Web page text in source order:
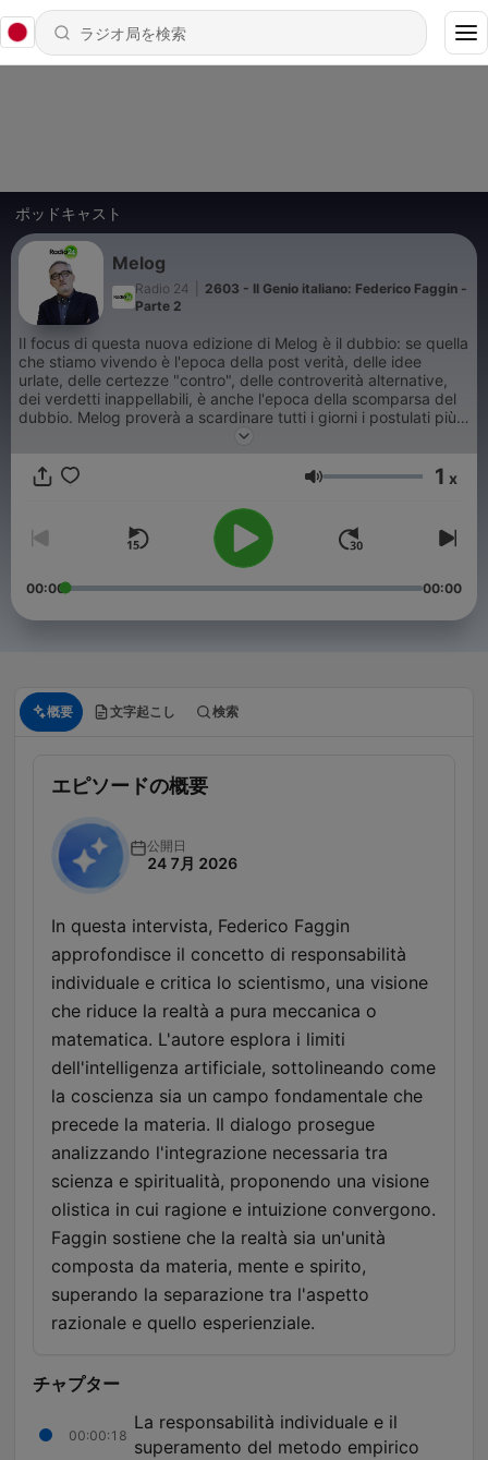
ポッドキャスト
Melog
Radio 24
2603 - Il Genio italiano: Federico Faggin -
Parte 2
Il focus di questa nuova edizione di Melog è il dubbio: se quella
che stiamo vivendo è l'epoca della post verità, delle idee
urlate, delle certezze "contro", delle controverità alternative,
dei verdetti inappellabili, è anche l'epoca della scomparsa del
dubbio. Melog proverà a scardinare tutti i giorni i postulati più
ferrei del "flusso" social-mediatico con le sue domande e le sue
音量 1 x
00:00 00:00
概要 文字起こし 検索
エピソードの概要
公開日
24 7月 2026
In questa intervista, Federico Faggin
approfondisce il concetto di responsabilità
individuale e critica lo scientismo, una visione
che riduce la realtà a pura meccanica o
matematica. L'autore esplora i limiti
dell'intelligenza artificiale, sottolineando come
la coscienza sia un campo fondamentale che
precede la materia. Il dialogo prosegue
analizzando l'integrazione necessaria tra
scienza e spiritualità, proponendo una visione
olistica in cui ragione e intuizione convergono.
Faggin sostiene che la realtà sia un'unità
composta da materia, mente e spirito,
superando la separazione tra l'aspetto
razionale e quello esperienziale.
チャプター
00:00:18
La responsabilità individuale e il
superamento del metodo empirico